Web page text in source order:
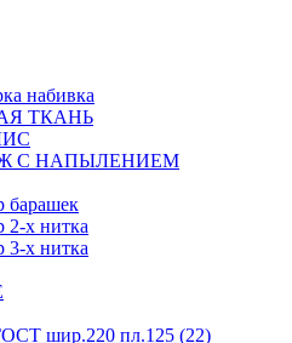
набивка
ТКАНЬ
С НАПЫЛЕНИЕМ
барашек
2-х нитка
3-х нитка
шир.220 пл.125 (22)